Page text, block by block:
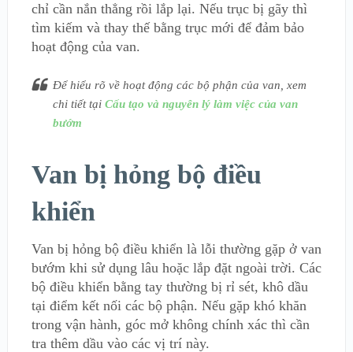
chỉ cần nắn thẳng rồi lắp lại. Nếu trục bị gãy thì
tìm kiếm và thay thế bằng trục mới để đảm bảo
hoạt động của van.
Để hiểu rõ về hoạt động các bộ phận của van, xem
chi tiết tại Cấu tạo và nguyên lý làm việc của van
bướm
Van bị hỏng bộ điều
khiển
Van bị hỏng bộ điều khiển là lỗi thường gặp ở van
bướm khi sử dụng lâu hoặc lắp đặt ngoài trời. Các
bộ điều khiển bằng tay thường bị rỉ sét, khô dầu
tại điểm kết nối các bộ phận. Nếu gặp khó khăn
trong vận hành, góc mở không chính xác thì cần
tra thêm dầu vào các vị trí này.